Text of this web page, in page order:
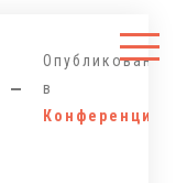
Опубликовано
в
Конференции